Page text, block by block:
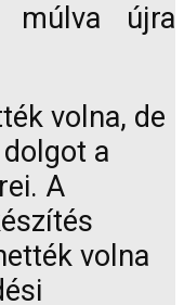
újra
volna, de
a
A
volna